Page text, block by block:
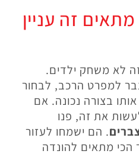
זה עניין
לא משחק ילדים.
למפרט הרכב, לבחור
בצורה נכונה. אם
את זה, פנו
. הם ישמחו לעזור
מתאים להונדה